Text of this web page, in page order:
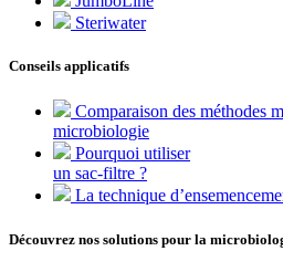
Steriwater
Conseils applicatifs
Comparaison des méthodes
microbiologie
Pourquoi utiliser
un sac-filtre ?
La technique
Découvrez nos solutions pour la